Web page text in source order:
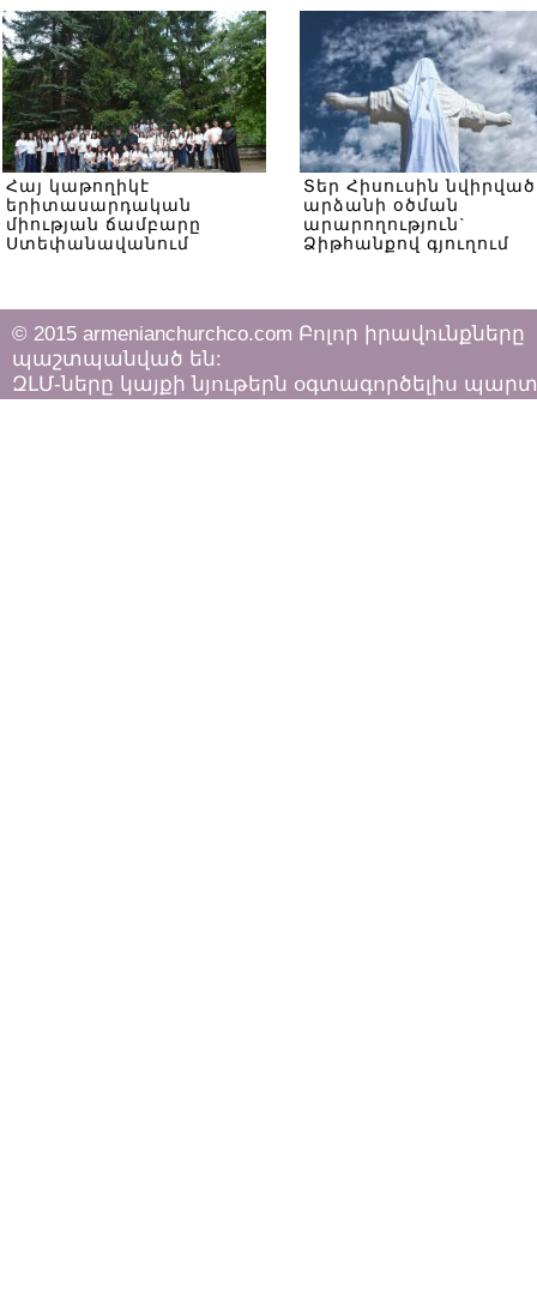
Հայ կաթողիկէ
երիտասարդական
միության ճամբարը
Ստեփանավանում
Տեր Հիսուսին նվիրված
արձանի օծման
արարողություն`
Ձիթհանքով գյուղում
© 2015 armenianchurchco.com Բոլոր իրավունքները
պաշտպանված են:
ԶԼՄ-ները կայքի նյութերն օգտագործելիս